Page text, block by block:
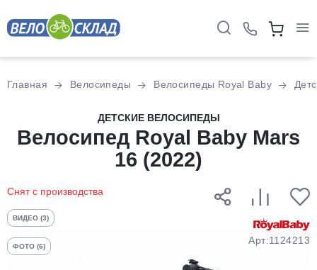
Главная Велосипеды Велосипеды Royal Baby
ДЕТСКИЕ ВЕЛОСИПЕДЫ
Велосипед Royal Baby Mars
16 (2022)
Снят с производства
ВИДЕО (3)
ФОТО (6) Арт:1124213
Разбейте
оплатуна части
без переплат
График платежей